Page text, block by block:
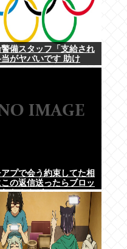
備スタッフ「支給され
当がヤバいです 助け
プで会う約束してた相
の返信送ったらブロッ
たんやが